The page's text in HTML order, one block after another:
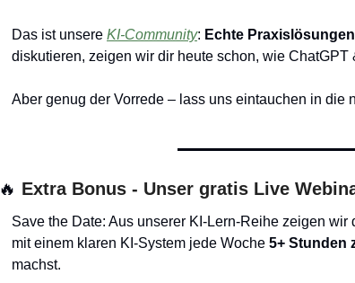
Das ist unsere KI-Community: Echte
diskutieren, zeigen wir dir heute schon, wie ChatGPT
Aber genug der Vorrede – lass uns eintauchen in die
🔥 Extra Bonus - Unser gratis Live
Save the Date: Aus unserer KI-Lern-Reihe zeigen wir
mit einem klaren KI-System jede Woche 5+ Stunden
machst.